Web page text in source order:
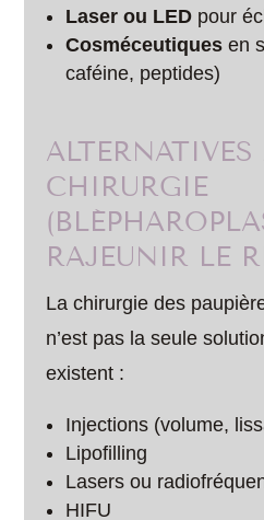
Laser ou LED pour
Cosméceutiques en
caféine, peptides)
CHIRURGIE
RAJEUNIR LE
La chirurgie des
n’est pas la seule
existent :
Injections (volume,
Lipofilling
Lasers ou
HIFU